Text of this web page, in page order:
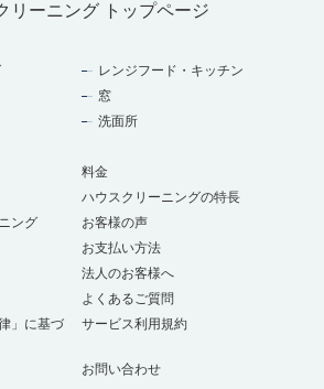
リーニング トップページ
レンジフード・キッチン
窓
洗面所
料金
ハウスクリーニングの特長
ング
お客様の声
お支払い方法
法人のお客様へ
よくあるご質問
」に基づ
サービス利用規約
お問い合わせ